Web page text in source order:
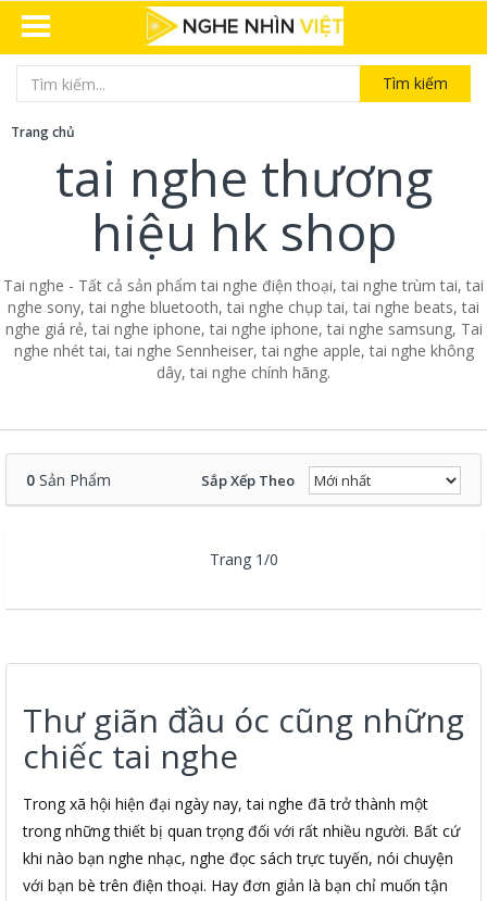
Tìm kiếm
Trang chủ
tai nghe thương
hiệu hk shop
Tai nghe - Tất cả sản phẩm tai nghe điện thoại, tai nghe trùm tai, tai
nghe sony, tai nghe bluetooth, tai nghe chụp tai, tai nghe beats, tai
nghe giá rẻ, tai nghe iphone, tai nghe iphone, tai nghe samsung, Tai
nghe nhét tai, tai nghe Sennheiser, tai nghe apple, tai nghe không
dây, tai nghe chính hãng.
0 Sản Phẩm Sắp Xếp Theo
Trang 1/0
Thư giãn đầu óc cũng những
chiếc tai nghe
Trong xã hội hiện đại ngày nay, tai nghe đã trở thành một
trong những thiết bị quan trọng đối với rất nhiều người. Bất cứ
khi nào bạn nghe nhạc, nghe đọc sách trực tuyến, nói chuyện
với bạn bè trên điện thoại. Hay đơn giản là bạn chỉ muốn tận